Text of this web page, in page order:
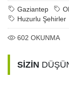
Gaziantep
Huzurlu Şehirler
602 OKUNMA
SİZİN